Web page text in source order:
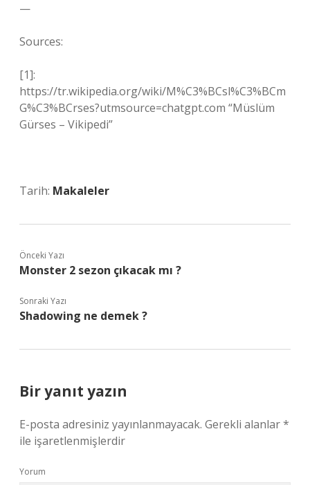
—
Sources:
[1]:
https://tr.wikipedia.org/wiki/M%C3%BCsl%C3%BCm
G%C3%BCrses?utmsource=chatgpt.com “Müslüm
Gürses – Vikipedi”
Tarih: Makaleler
Önceki Yazı
Monster 2 sezon çıkacak mı ?
Sonraki Yazı
Shadowing ne demek ?
Bir yanıt yazın
E-posta adresiniz yayınlanmayacak. Gerekli alanlar*
ile işaretlenmişlerdir
Yorum